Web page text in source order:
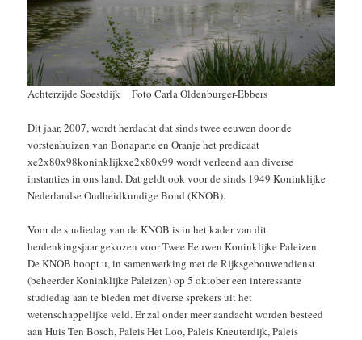
Achterzijde Soestdijk Foto Carla Oldenburger-Ebbers
Dit jaar, 2007, wordt herdacht dat sinds twee eeuwen door de
vorstenhuizen van Bonaparte en Oranje het predicaat
xe2x80x98koninklijkxe2x80x99 wordt verleend aan diverse
instanties in ons land. Dat geldt ook voor de sinds 1949 Koninklijke
Nederlandse Oudheidkundige Bond (KNOB).
Voor de studiedag van de KNOB is in het kader van dit
herdenkingsjaar gekozen voor Twee Eeuwen Koninklijke Paleizen.
De KNOB hoopt u, in samenwerking met de Rijksgebouwendienst
(beheerder Koninklijke Paleizen) op 5 oktober een interessante
studiedag aan te bieden met diverse sprekers uit het
wetenschappelijke veld. Er zal onder meer aandacht worden besteed
aan Huis Ten Bosch, Paleis Het Loo, Paleis Kneuterdijk, Paleis